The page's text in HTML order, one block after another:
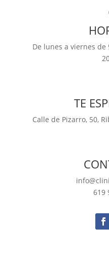
De lunes a viernes de
TE
Calle de Pizarro, 50,
619